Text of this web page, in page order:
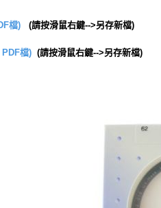
檔) (請按滑鼠右鍵-->另存新檔)
檔) (請按滑鼠右鍵-->另存新檔)